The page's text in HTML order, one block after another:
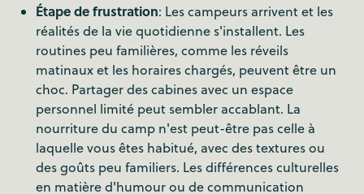
Étape de frustration: Les campeurs arrivent et les
réalités de la vie quotidienne s'installent. Les
routines peu familières, comme les réveils
matinaux et les horaires chargés, peuvent être un
choc. Partager des cabines avec un espace
personnel limité peut sembler accablant. La
nourriture du camp n'est peut-être pas celle à
laquelle vous êtes habitué, avec des textures ou
des goûts peu familiers. Les différences culturelles
en matière d'humour ou de communication